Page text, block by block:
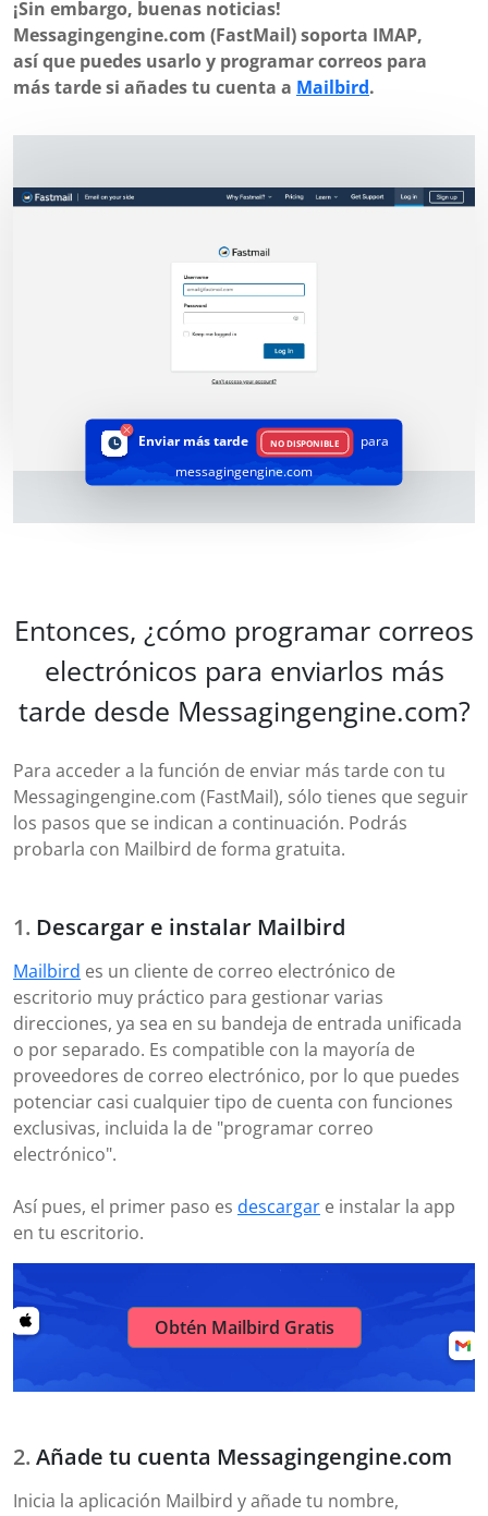
¡Sin embargo, buenas noticias!
Messagingengine.com (FastMail) soporta IMAP,
así que puedes usarlo y programar correos para
más tarde si añades tu cuenta a Mailbird.
Enviar más tarde NO DISPONIBLE
para
messagingengine.com
Entonces, ¿cómo programar correos
electrónicos para enviarlos más
tarde desde Messagingengine.com?
Para acceder a la función de enviar más tarde con tu
Messagingengine.com (FastMail), sólo tienes que seguir
los pasos que se indican a continuación. Podrás
probarla con Mailbird de forma gratuita.
Descargar e instalar Mailbird
Mailbird es un cliente de correo electrónico de
escritorio muy práctico para gestionar varias
direcciones, ya sea en su bandeja de entrada unificada
o por separado. Es compatible con la mayoría de
proveedores de correo electrónico, por lo que puedes
potenciar casi cualquier tipo de cuenta con funciones
exclusivas, incluida la de "programar correo
electrónico".
Así pues, el primer paso es descargar e instalar la app
en tu escritorio.
Obtén Mailbird Gratis
Añade tu cuenta Messagingengine.com
Inicia la aplicación Mailbird y añade tu nombre,